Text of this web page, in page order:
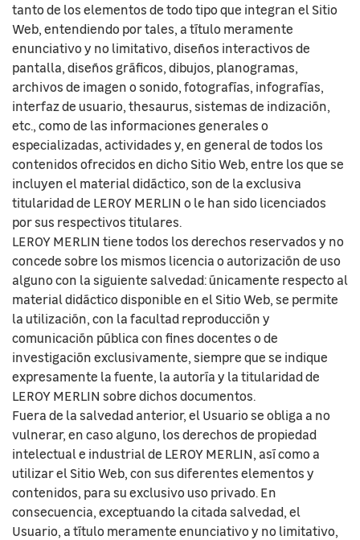
tanto de los elementos de todo tipo que integran el Sitio
Web, entendiendo por tales, a título meramente
enunciativo y no limitativo, diseños interactivos de
pantalla, diseños gráficos, dibujos, planogramas,
archivos de imagen o sonido, fotografías, infografías,
interfaz de usuario, thesaurus, sistemas de indización,
etc., como de las informaciones generales o
especializadas, actividades y, en general de todos los
contenidos ofrecidos en dicho Sitio Web, entre los que se
incluyen el material didáctico, son de la exclusiva
titularidad de LEROY MERLIN o le han sido licenciados
por sus respectivos titulares.
LEROY MERLIN tiene todos los derechos reservados y no
concede sobre los mismos licencia o autorización de uso
alguno con la siguiente salvedad: únicamente respecto al
material didáctico disponible en el Sitio Web, se permite
la utilización, con la facultad reproducción y
comunicación pública con fines docentes o de
investigación exclusivamente, siempre que se indique
expresamente la fuente, la autoría y la titularidad de
LEROY MERLIN sobre dichos documentos.
Fuera de la salvedad anterior, el Usuario se obliga a no
vulnerar, en caso alguno, los derechos de propiedad
intelectual e industrial de LEROY MERLIN, así como a
utilizar el Sitio Web, con sus diferentes elementos y
contenidos, para su exclusivo uso privado. En
consecuencia, exceptuando la citada salvedad, el
Usuario, a título meramente enunciativo y no limitativo,